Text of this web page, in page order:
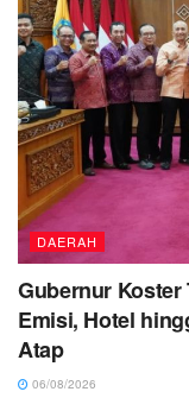
DAERAH
Gubernur Koster
Emisi, Hotel
Atap
06/08/2026